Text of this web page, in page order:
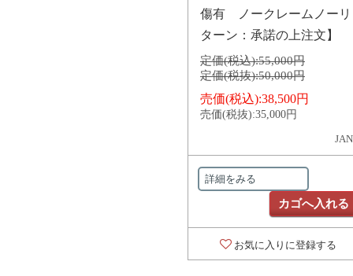
傷有 ノークレームノーリ
ターン：承諾の上注文】
定価(税込):55,000円
定価(税抜):50,000円
売価(税込):38,500円
売価(税抜):35,000円
詳細をみる
カゴへ入れる
お気に入りに登録する